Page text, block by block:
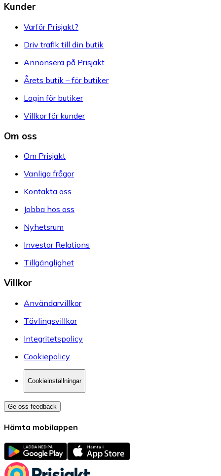
Kunder
Varför Prisjakt?
Driv trafik till din butik
Annonsera på Prisjakt
Årets butik – för butiker
Login för butiker
Villkor för kunder
Om oss
Om Prisjakt
Vanliga frågor
Kontakta oss
Jobba hos oss
Nyhetsrum
Investor Relations
Tillgänglighet
Villkor
Användarvillkor
Tävlingsvillkor
Integritetspolicy
Cookiepolicy
Cookieinställningar
Ge oss feedback
Hämta mobilappen